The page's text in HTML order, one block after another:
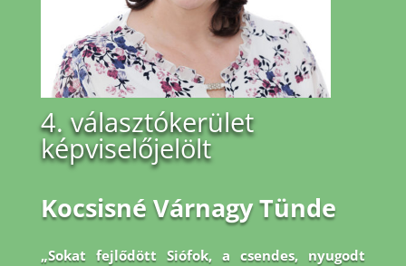
4. választókerület
képviselőjelölt
Kocsisné Várnagy Tünde
„Sokat fejlődött Siófok, a csendes, nyugodt